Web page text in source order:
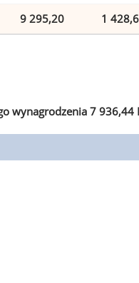
9 295,20 1
wynagrodzenia 7 936,44